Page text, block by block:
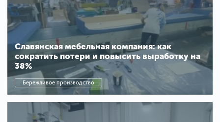
Славянская мебельная компания: как
сократить потери и повысить выработку на
38%
Бережливое производство